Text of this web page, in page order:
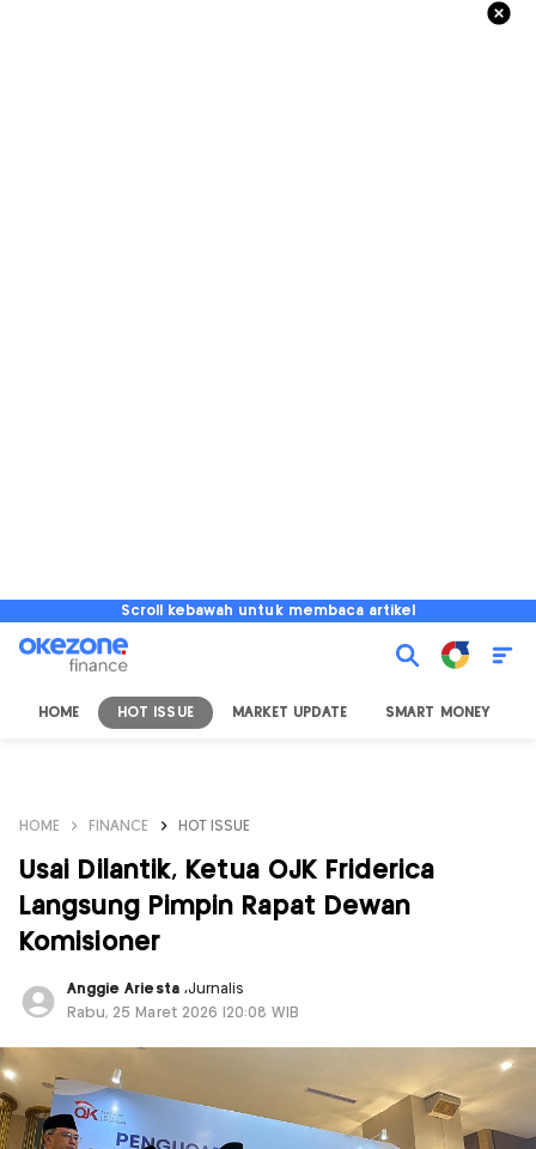
Scroll kebawah untuk membaca artikel
HOME HOT ISSUE MARKET UPDATE SMART MONEY
HOME FINANCE HOT ISSUE
Usai Dilantik, Ketua OJK Friderica
Langsung Pimpin Rapat Dewan
Komisioner
Anggie Ariesta ,Jurnalis
Rabu, 25 Maret 2026 |20:08 WIB